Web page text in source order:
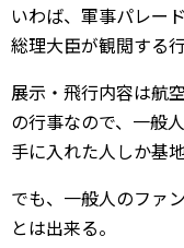
いわば、軍事パレー
総理大臣が観閲する行
展示・飛行内容は航
の行事なので、一般
手に入れた人しか基
でも、一般人のファ
とは出来る。